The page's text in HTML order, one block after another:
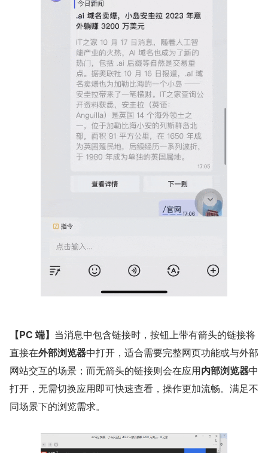
【PC 端】 当消息中包含链接时，按钮上带有箭头的链接将
直接在外部浏览器中打开，适合需要完整网页功能或与外部
网站交互的场景；而无箭头的链接则会在应用内部浏览器中
打开，无需切换应用即可快速查看，操作更加流畅。满足不
同场景下的浏览需求。